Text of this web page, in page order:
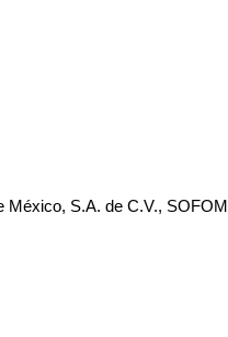
S.A. de C.V.,